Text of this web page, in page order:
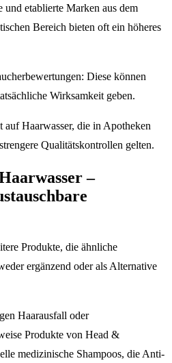
etablierte Marken aus dem
Bereich bieten oft ein höheres
Diese können
Wirksamkeit geben.
auf Haarwasser, die in Apotheken
Qualitätskontrollen gelten.
–
Produkte, die ähnliche
ergänzend oder als Alternative
Haarausfall oder
Produkte von Head &
medizinische Shampoos, die Anti-